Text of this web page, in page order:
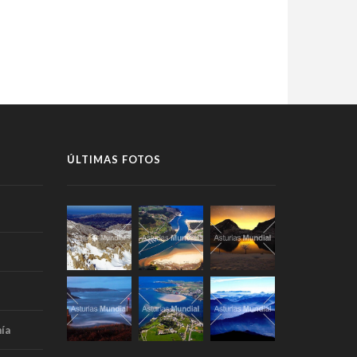
ÚLTIMAS FOTOS